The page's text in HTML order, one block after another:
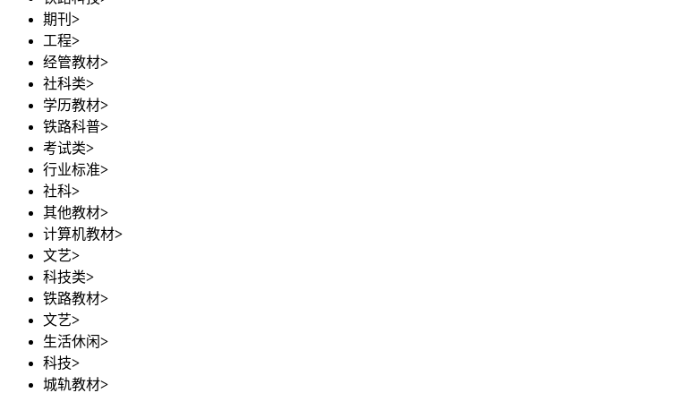
期刊 >
工程>
经管教材>
社科类>
学历教材>
铁路科普>
考试类>
行业标准>
社科>
其他教材>
计算机教材>
文艺>
科技类>
铁路教材>
文艺>
生活休闲>
科技>
城轨教材>